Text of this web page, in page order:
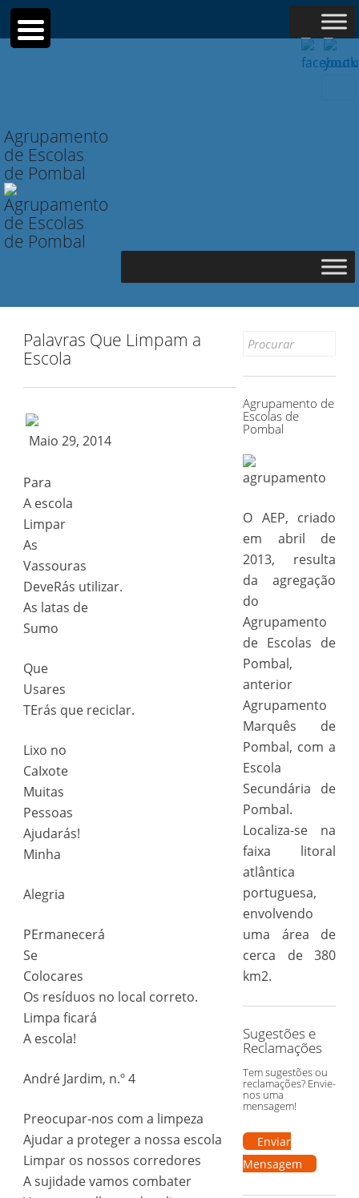
Agrupamento
de Escolas
de Pombal
Palavras Que Limpam a
Escola
Maio 29, 2014
Para
A escola
Limpar
As
Vassouras
DeveRás utilizar.
As latas de
Sumo
Que
Usares
TErás que reciclar.
Lixo no
CaIxote
Muitas
Pessoas
Ajudarás!
Minha
Alegria
PErmanecerá
Se
Colocares
Os resíduos no local correto.
Limpa ficará
A escola!
André Jardim, n.º 4
Preocupar-nos com a limpeza
Ajudar a proteger a nossa escola
Limpar os nossos corredores
A sujidade vamos combater
Search
Agrupamento de
Escolas de
Pombal
O AEP, criado
em abril de
2013, resulta
da agregação
do
Agrupamento
de Escolas de
Pombal,
anterior
Agrupamento
Marquês de
Pombal, com a
Escola
Secundária de
Pombal.
Localiza-se na
faixa litoral
atlântica
portuguesa,
envolvendo
uma área de
cerca de 380
km2.
Sugestões e
Reclamações
Tem sugestões ou
reclamações? Envie-
nos uma
mensagem!
Enviar
Mensagem